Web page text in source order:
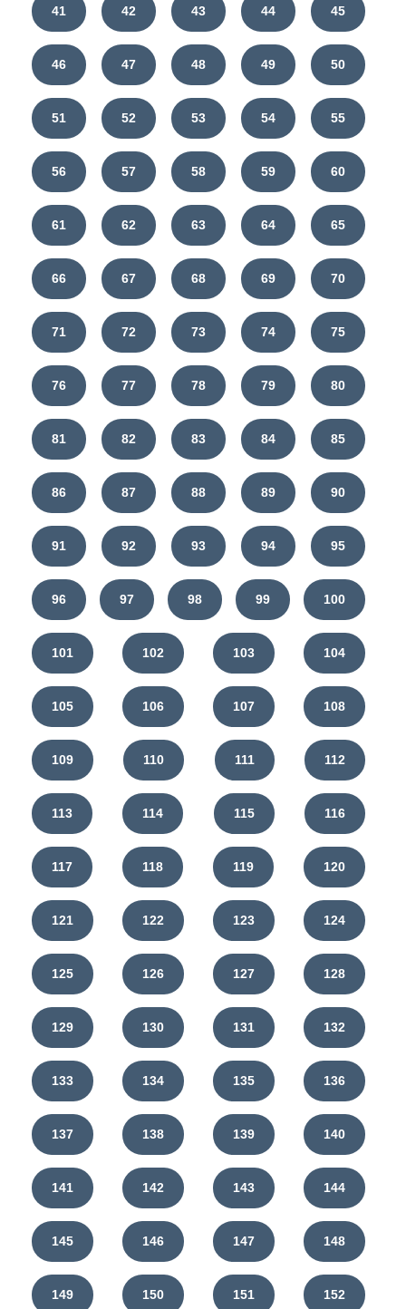
41 42 43 44 45
46 47 48 49 50
51 52 53 54 55
56 57 58 59 60
61 62 63 64 65
66 67 68 69 70
71 72 73 74 75
76 77 78 79 80
81 82 83 84 85
86 87 88 89 90
91 92 93 94 95
96 97 98 99 100
101 102 103 104
105 106 107 108
109 110 111 112
113 114 115 116
117 118 119 120
121 122 123 124
125 126 127 128
129 130 131 132
133 134 135 136
137 138 139 140
141 142 143 144
145 146 147 148
149 150 151 152